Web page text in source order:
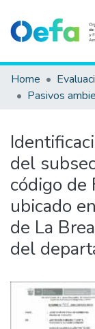
Communities &
All of DSpace
Estad. Externas
Guias ▾
Home
Pasivos
del
código de
ubicado
de La
del